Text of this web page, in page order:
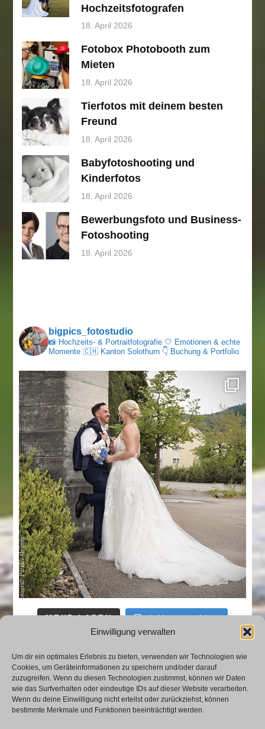
Einwilligung verwalten
Um dir ein optimales Erlebnis zu bieten, verwenden wir Technologien wie
Cookies, um Geräteinformationen zu speichern und/oder darauf
zuzugreifen. Wenn du diesen Technologien zustimmst, können wir Daten
wie das Surfverhalten oder eindeutige IDs auf dieser Website verarbeiten.
Wenn du deine Einwilligung nicht erteilst oder zurückziehst, können
bestimmte Merkmale und Funktionen beeinträchtigt werden.
Hochzeitsfotografen
18. April 2026
Fotobox Photobooth zum
Mieten
18. April 2026
Tierfotos mit deinem besten
Freund
18. April 2026
Babyfotoshooting und
Kinderfotos
18. April 2026
Bewerbungsfoto und Business-
Fotoshooting
18. April 2026
bigpics_fotostudio
📸 Hochzeits- & Portraitfotografie 🤍 Emotionen & echte
Momente 🇨🇭 Kanton Solothurn 👇 Buchung & Portfolio
MEHR LADEN Auf Instagram folgen
FAQ|Impressum|AGB